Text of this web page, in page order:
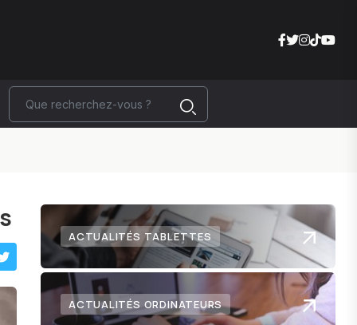
ACTUALITÉS TABLETTES
ACTUALITÉS ORDINATEURS